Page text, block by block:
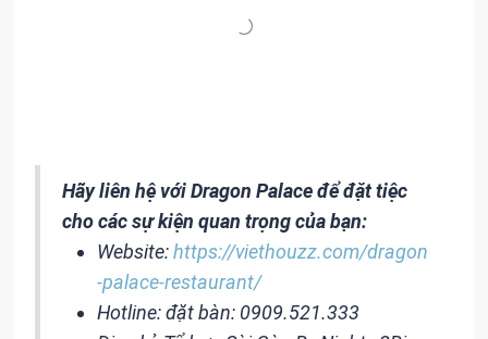
Hãy liên hệ với Dragon Palace để đặt tiệc
cho các sự kiện quan trọng của bạn:
Website:https://viethouzz.com/dragon
-palace-restaurant/
Hotline: đặt bàn: 0909.521.333